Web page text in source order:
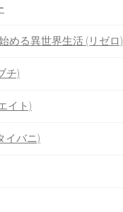
める異世界生活 (リゼロ)
チ)
イト)
イバニ)